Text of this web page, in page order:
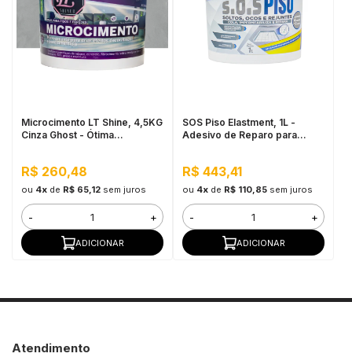
Microcimento LT Shine, 4,5KG
Cinza Ghost - Ótima
R$ 260,48
ou 4xde R$ 65,12 sem juros
- +
ADICIONAR
SOS Piso Elastment, 1L -
Adesivo de Reparo para
R$ 443,41
ou 4xde R$ 110,85 sem juros
- +
ADICIONAR
Atendimento